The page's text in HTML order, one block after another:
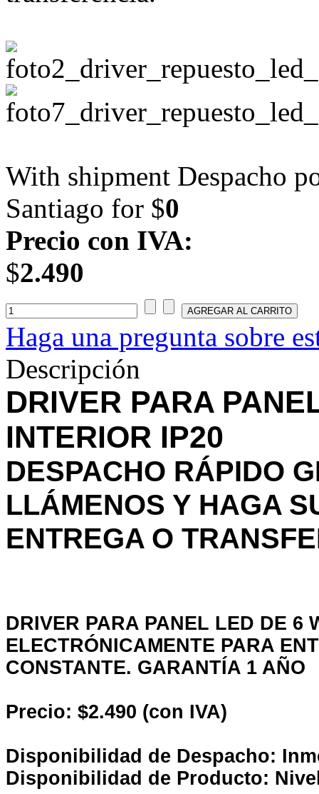
With shipment Despacho
Santiago for $0
Precio con IVA:
$2.490
Haga una pregunta sobre
Descripción
DRIVER PARA
INTERIOR IP20
DESPACHO RÁPIDO
LLÁMENOS Y HAGA
ENTREGA O
DRIVER PARA PANEL LED DE 6
ELECTRÓNICAMENTE PARA
CONSTANTE. GARANTÍA 1 AÑO
Precio: $2.490 (con IVA)
Disponibilidad de Despacho:
Disponibilidad de Producto: